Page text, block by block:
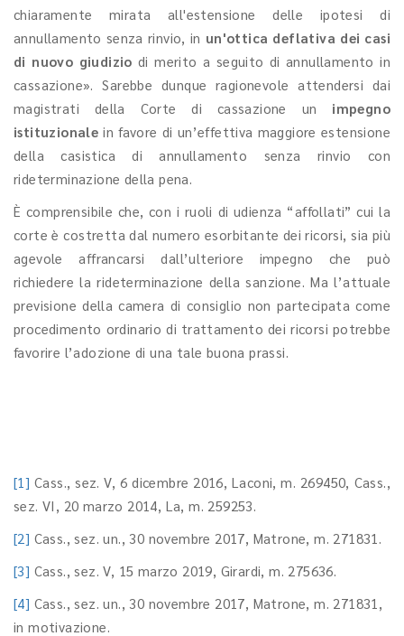
chiaramente mirata all'estensione delle ipotesi di
annullamento senza rinvio, in un'ottica deflativa dei casi
di nuovo giudizio di merito a seguito di annullamento in
cassazione». Sarebbe dunque ragionevole attendersi dai
magistrati della Corte di cassazione un impegno
istituzionalein favore di un’effettiva maggiore estensione
della casistica di annullamento senza rinvio con
rideterminazione della pena.
È comprensibile che, con i ruoli di udienza “affollati” cui la
corte è costretta dal numero esorbitante dei ricorsi, sia più
agevole affrancarsi dall’ulteriore impegno che può
richiedere la rideterminazione della sanzione. Ma l’attuale
previsione della camera di consiglio non partecipata come
procedimento ordinario di trattamento dei ricorsi potrebbe
favorire l’adozione di una tale buona prassi.
[1] Cass., sez. V, 6 dicembre 2016, Laconi, m. 269450, Cass.,
sez. VI, 20 marzo 2014, La, m. 259253.
[2] Cass., sez. un., 30 novembre 2017, Matrone, m. 271831.
[3] Cass., sez. V, 15 marzo 2019, Girardi, m. 275636.
[4] Cass., sez. un., 30 novembre 2017, Matrone, m. 271831,
in motivazione.